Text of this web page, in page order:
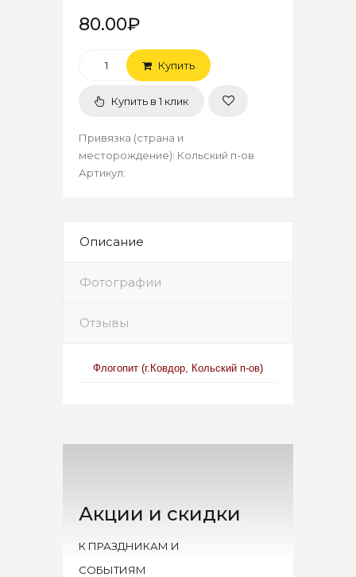
80.00₽
Купить
Купить в 1 клик
Привязка (страна и
месторождение): Кольский п-ов
Артикул:
Описание
Фотографии
Отзывы
Флогопит (г.Ковдор, Кольский п-ов)
Акции и скидки
К ПРАЗДНИКАМ И
СОБЫТИЯМ